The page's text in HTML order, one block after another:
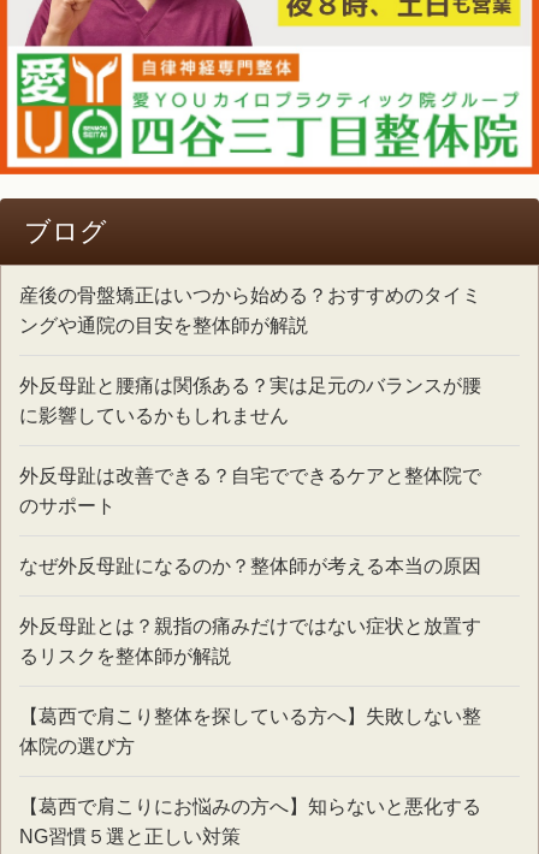
ブログ
産後の骨盤矯正はいつから始める？おすすめのタイミ
ングや通院の目安を整体師が解説
外反母趾と腰痛は関係ある？実は足元のバランスが腰
に影響しているかもしれません
外反母趾は改善できる？自宅でできるケアと整体院で
のサポート
なぜ外反母趾になるのか？整体師が考える本当の原因
外反母趾とは？親指の痛みだけではない症状と放置す
るリスクを整体師が解説
【葛西で肩こり整体を探している方へ】失敗しない整
体院の選び方
【葛西で肩こりにお悩みの方へ】知らないと悪化する
NG習慣５選と正しい対策